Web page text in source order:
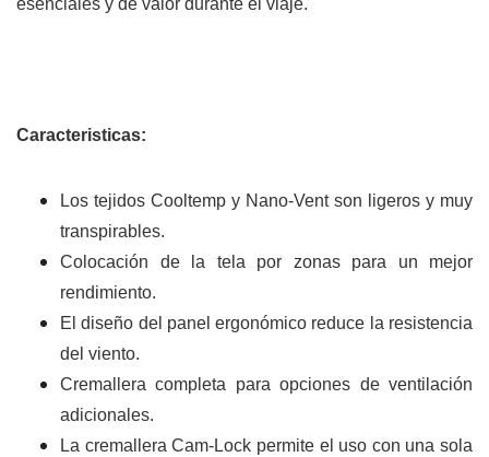
esenciales y de valor durante el viaje.
Caracteristicas:
Los tejidos Cooltemp y Nano-Vent son ligeros y muy
transpirables.
Colocación de la tela por zonas para un mejor
rendimiento.
El diseño del panel ergonómico reduce la resistencia
del viento.
Cremallera completa para opciones de ventilación
adicionales.
La cremallera Cam-Lock permite el uso con una sola